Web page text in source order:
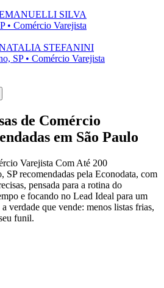
SILVA
• Comércio Varejista
STEFANINI
SP • Comércio Varejista
de Comércio
em São Paulo
Varejista Com Até 200
recomendadas pela Econodata, com
pensada para a rotina do
e focando no Lead Ideal para um
verdade que vende: menos listas frias,
funil.